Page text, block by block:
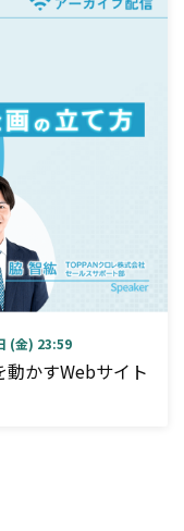
(金) 23:59
かすWebサイト